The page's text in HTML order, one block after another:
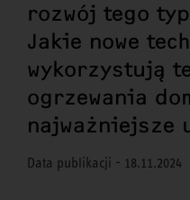
rozwój tego
Jakie nowe
wykorzystują
ogrzewania
najważniejsze
Data publikacji - 18.11.2024